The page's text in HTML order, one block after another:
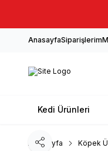
AnasayfaSiparişlerim
Kedi Ürünleri
Ana Sayfa Köpek
Paylaş